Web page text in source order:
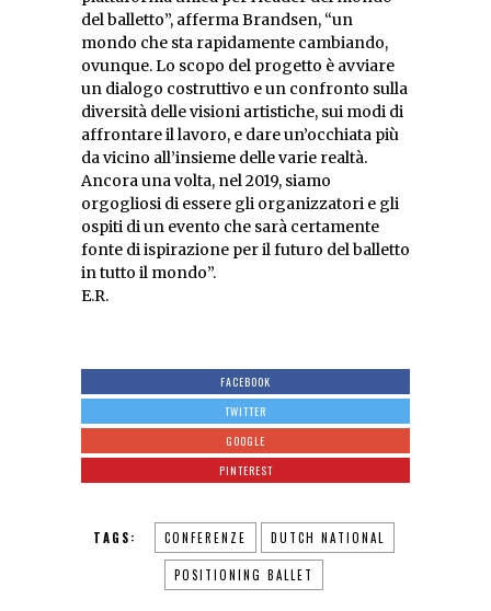
del balletto”, afferma Brandsen, “un
mondo che sta rapidamente cambiando,
ovunque. Lo scopo del progetto è avviare
un dialogo costruttivo e un confronto sulla
diversità delle visioni artistiche, sui modi di
affrontare il lavoro, e dare un’occhiata più
da vicino all’insieme delle varie realtà.
Ancora una volta, nel 2019, siamo
orgogliosi di essere gli organizzatori e gli
ospiti di un evento che sarà certamente
fonte di ispirazione per il futuro del balletto
in tutto il mondo”.
E.R.
FACEBOOK
TWITTER
GOOGLE
PINTEREST
TAGS: CONFERENZE DUTCH NATIONAL
POSITIONING BALLET